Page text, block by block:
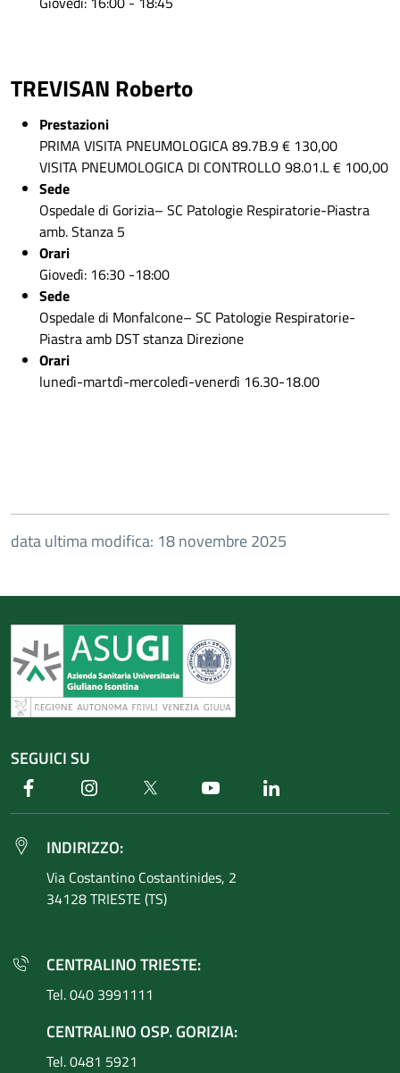
TREVISAN Roberto
Prestazioni
PRIMA VISITA PNEUMOLOGICA 89.7B.9 € 130,00
VISITA PNEUMOLOGICA DI CONTROLLO 98.01.L € 100,00
Sede
Ospedale di Gorizia– SC Patologie Respiratorie-Piastra
amb. Stanza 5
Orari
Giovedì: 16:30 -18:00
Sede
Ospedale di Monfalcone– SC Patologie Respiratorie-
Piastra amb DST stanza Direzione
Orari
lunedì-martdì-mercoledì-venerdì 16.30-18.00
data ultima modifica: 18 novembre 2025
SEGUICI SU
Facebook Instagram Twitter Youtube
INDIRIZZO:
Via Costantino Costantinides, 2
34128 TRIESTE (TS)
CENTRALINO TRIESTE:
Tel. 040 3991111
CENTRALINO OSP. GORIZIA:
Tel. 0481 5921